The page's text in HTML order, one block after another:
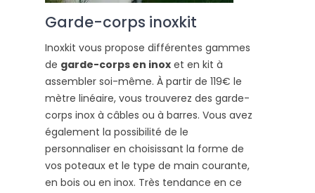
Garde-corps inoxkit
Inoxkit vous propose différentes gammes
de garde-corps en inox et en kit à
assembler soi-même. À partir de 119€ le
mètre linéaire, vous trouverez des garde-
corps inox à câbles ou à barres. Vous avez
également la possibilité de le
personnaliser en choisissant la forme de
vos poteaux et le type de main courante,
en bois ou en inox. Très tendance en ce